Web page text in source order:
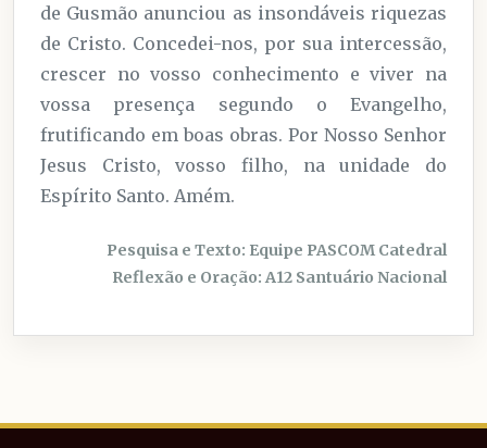
de Gusmão anunciou as insondáveis riquezas
de Cristo. Concedei-nos, por sua intercessão,
crescer no vosso conhecimento e viver na
vossa presença segundo o Evangelho,
frutificando em boas obras. Por Nosso Senhor
Jesus Cristo, vosso filho, na unidade do
Espírito Santo. Amém.
Pesquisa e Texto: Equipe PASCOM Catedral
Reflexão e Oração: A12 Santuário Nacional